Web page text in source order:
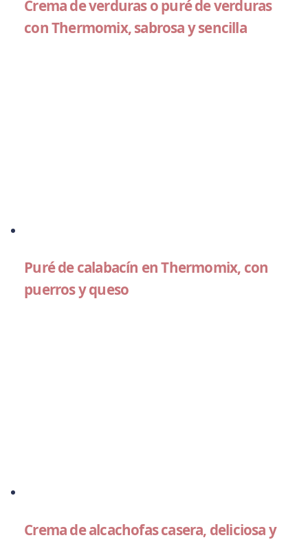
Crema de verduras o puré de verduras
con Thermomix, sabrosa y sencilla
Puré de calabacín en Thermomix, con
puerros y queso
Crema de alcachofas casera, deliciosa y